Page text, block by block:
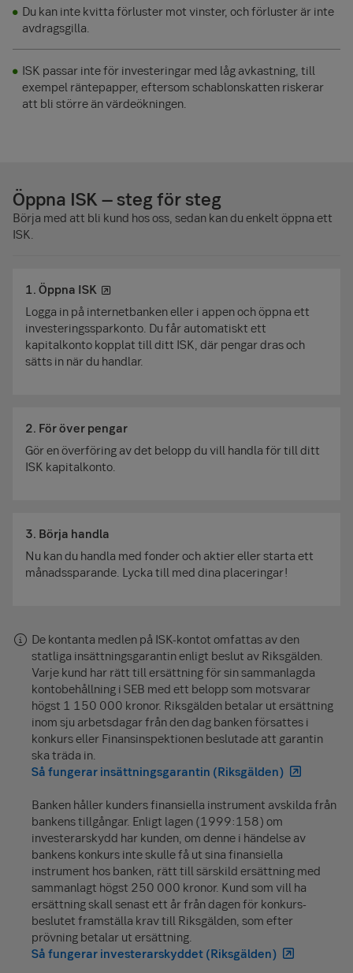
Du kan inte kvitta förluster mot vinster, och förluster är inte
avdragsgilla.
ISK passar inte för investeringar med låg avkastning, till
exempel räntepapper, eftersom schablonskatten riskerar
att bli större än värdeökningen.
Öppna ISK – steg för steg
Börja med att bli kund hos oss, sedan kan du enkelt öppna ett
ISK.
1. Öppna ISK
Logga in på internetbanken eller i appen och öppna ett
investerings­sparkonto. Du får automatiskt ett
kapitalkonto kopplat till ditt ISK, där pengar dras och
sätts in när du handlar.
2. För över pengar
Gör en överföring av det belopp du vill handla för till ditt
ISK kapitalkonto.
3. Börja handla
Nu kan du handla med fonder och aktier eller starta ett
månadssparande. Lycka till med dina placeringar!
De kontanta medlen på ISK-kontot omfattas av den
statliga insättnings­garantin enligt beslut av Riksgälden.
Varje kund har rätt till ersättning för sin sammanlagda
konto­behållning i SEB med ett belopp som motsvarar
högst 1 150 000 kronor. Riksgälden betalar ut ersättning
inom sju arbetsdagar från den dag banken försattes i
konkurs eller Finansinspektionen beslutade att garantin
ska träda in.
Så fungerar insättningsgarantin (Riksgälden)
Banken håller kunders finansiella instrument avskilda från
bankens tillgångar. Enligt lagen (1999:158) om
investerarskydd har kunden, om denne i händelse av
bankens konkurs inte skulle få ut sina finansiella
instrument hos banken, rätt till särskild ersättning med
sammanlagt högst 250 000 kronor. Kund som vill ha
ersättning skall senast ett år från dagen för konkurs­
beslutet framställa krav till Riksgälden, som efter
prövning betalar ut ersättning.
Så fungerar investerarskyddet (Riksgälden)